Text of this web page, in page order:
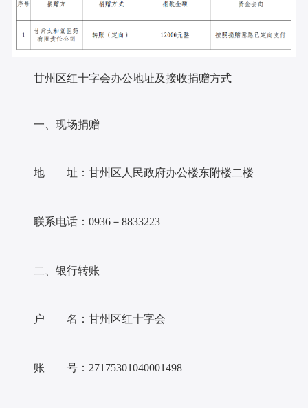
甘州区红十字会办公地址及接收捐赠方式
一、现场捐赠
地 址：甘州区人民政府办公楼东附楼二楼
联系电话：0936－8833223
二、银行转账
户 名：甘州区红十字会
账 号： 27175301040001498